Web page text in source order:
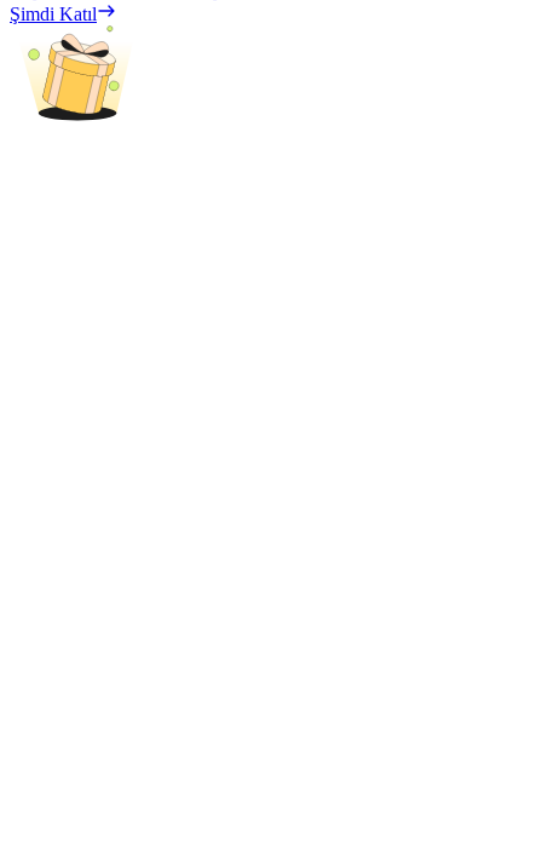
Şimdi Katıl